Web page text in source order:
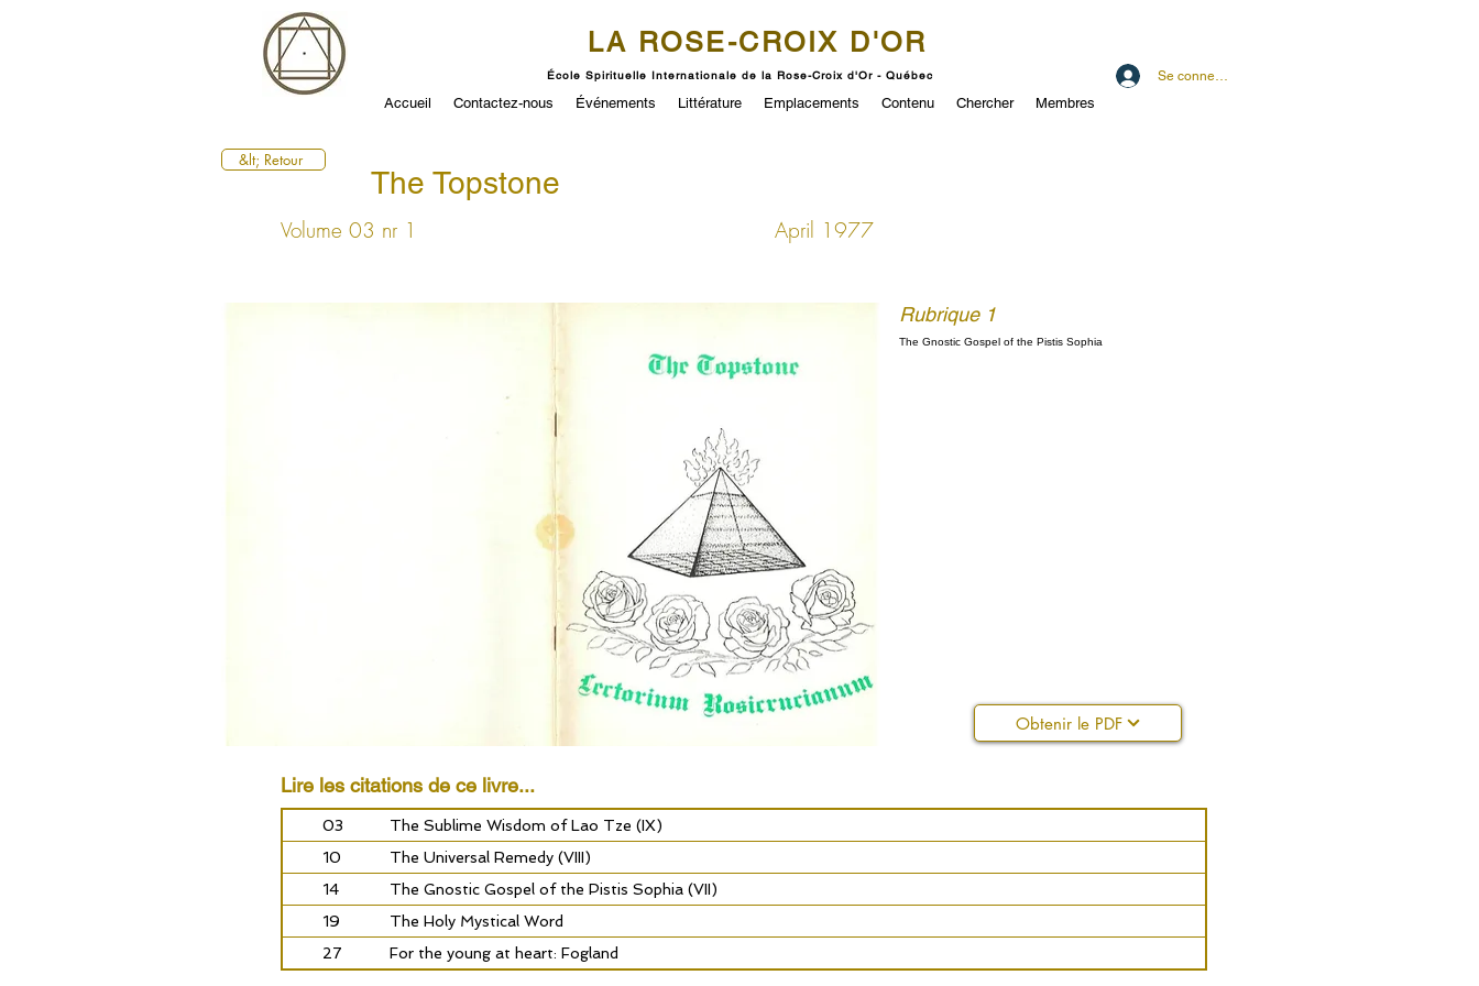
LA ROSE-CROIX D'OR
École Spirituelle Internationale de la Rose-Croix d'Or - Québec Se connecter
Accueil Contactez-nous Événements Littérature Emplacements Contenu Chercher Membres
&lt; Retour
The Topstone
Volume 03 nr 1 April 1977
Rubrique 1
The Gnostic Gospel of the Pistis Sophia
Obtenir le PDF
Lire les citations de ce livre...
03
The Sublime Wisdom of Lao Tze (IX)
10
The Universal Remedy (VIII)
14
The Gnostic Gospel of the Pistis Sophia (VII)
19
The Holy Mystical Word
27
For the young at heart: Fogland